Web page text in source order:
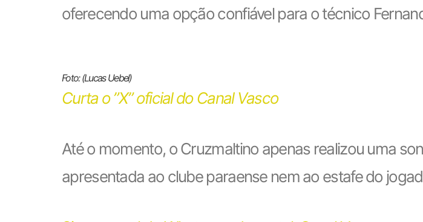
oferecendo uma opção confiável para o técnico
Foto: (Lucas Uebel)
Curta o ”X” oficial do Canal Vasco
Até o momento, o Cruzmaltino apenas realizou uma
apresentada ao clube paraense nem ao estafe do